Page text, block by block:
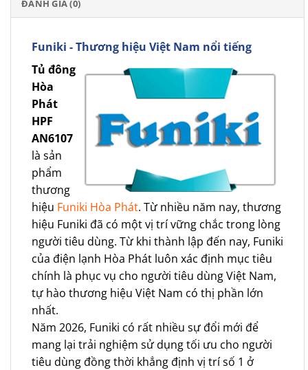
ĐÁNH GIÁ (0)
Funiki - Thương hiệu Việt Nam nổi tiếng
Tủ đông
Hòa
Phát
HPF
AN6107
là sản
phẩm
thương
hiệu Funiki Hòa Phát. Từ nhiều năm nay, thương
hiệu Funiki đã có một vị trí vững chắc trong lòng
người tiêu dùng. Từ khi thành lập đến nay, Funiki
của điện lạnh Hòa Phát luôn xác định mục tiêu
chính là phục vụ cho người tiêu dùng Việt Nam,
tự hào thương hiệu Việt Nam có thị phần lớn
nhất.
Năm 2026, Funiki có rất nhiều sự đổi mới để
mang lại trải nghiệm sử dụng tối ưu cho người
tiêu dùng đồng thời khẳng định vị trí số 1 ở